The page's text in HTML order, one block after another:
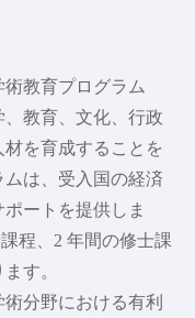
教育プログラム
教育、文化、行政
を育成することを
は、受入国の経済
ートを提供しま
程、2 年間の修士課
す。
分野における有利